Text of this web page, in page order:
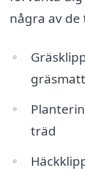
några av
träd